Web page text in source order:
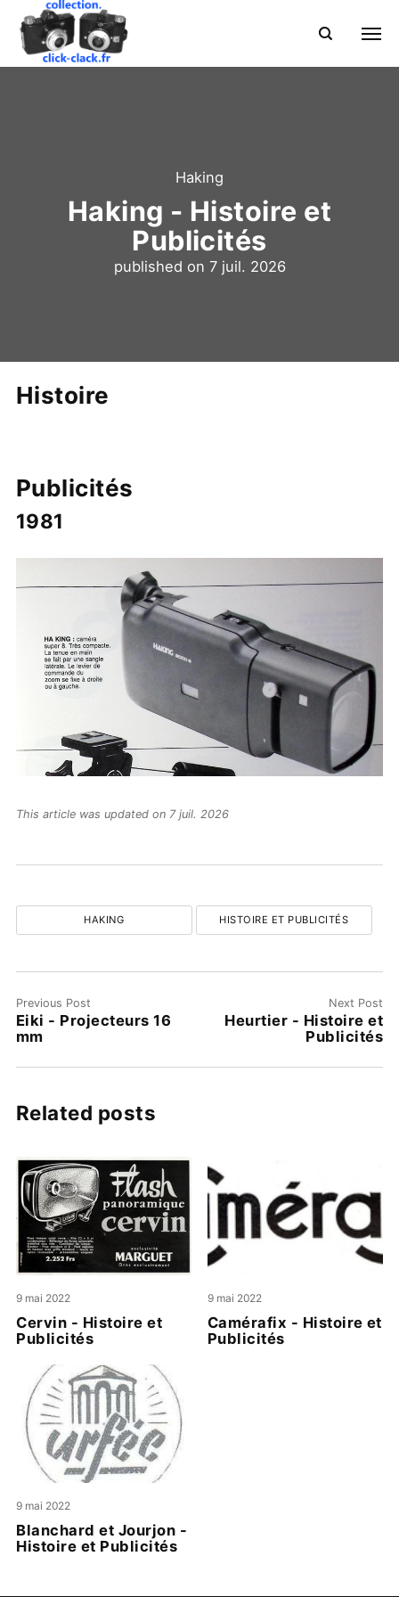
Haking
Haking - Histoire et
Publicités
published on 7 juil. 2026
Histoire
Publicités
1981
This article was updated on 7 juil. 2026
HAKING HISTOIRE ET PUBLICITÉS
Previous Post
Eiki - Projecteurs 16
mm
Next Post
Heurtier - Histoire et
Publicités
Related posts
9 mai 2022
Cervin - Histoire et
Publicités
9 mai 2022
Camérafix - Histoire et
Publicités
9 mai 2022
Blanchard et Jourjon -
Histoire et Publicités